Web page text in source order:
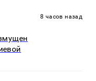
8 часов назад